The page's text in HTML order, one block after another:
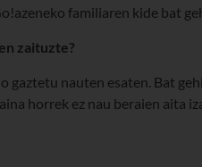
familiaren kide bat
zaituzte?
nauten esaten. Bat
horrek ez nau beraien aita